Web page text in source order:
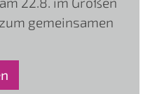
gemeinsamen